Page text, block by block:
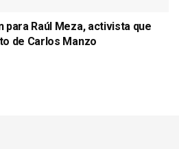
para Raúl Meza, activista que
de Carlos Manzo